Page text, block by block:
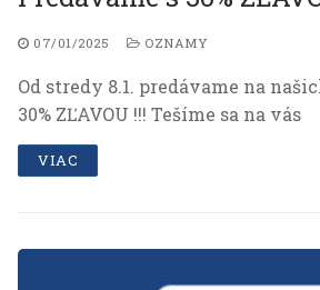
07/01/2025 OZNAMY
Od stredy 8.1. predávame na
30% ZĽAVOU !!! Tešíme sa na vás
VIAC